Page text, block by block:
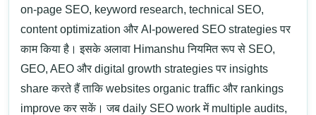
on-page SEO, keyword research, technical SEO,
content optimization और AI-powered SEO strategiesपर
काम किया है। इसके अलावा Himanshu नियमित रूप से SEO,
GEO, AEO और digital growth strategies पर insights
share करते हैं ताकि websites organic traffic और rankings
improve कर सकें।जब daily SEO work में multiple audits,